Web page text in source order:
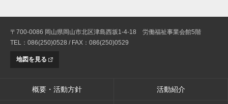
〒700-0086 岡山県岡山市北区津島西坂1-4-18 労働福祉事業会館5階
TEL：086(250)0528 / FAX：086(250)0529
地図を見る
概要・活動方針 活動紹介